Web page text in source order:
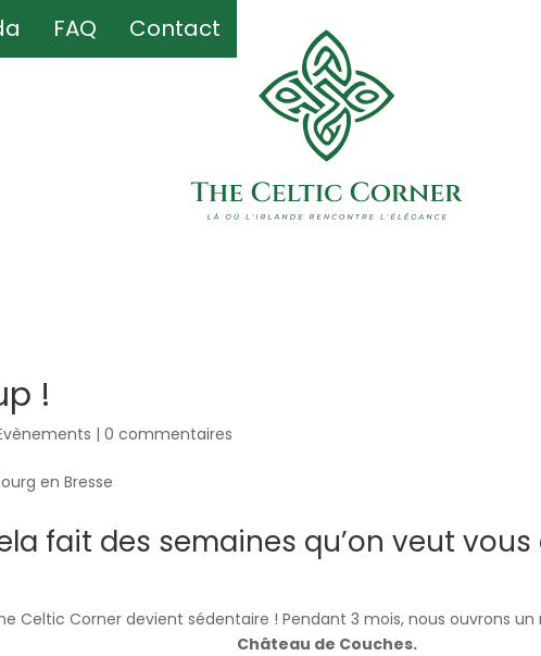
FAQ Contact
FAQ Contact
!
|0 commentaires
fait des semaines qu’on veut vous
Celtic Corner devient sédentaire ! Pendant 3 mois, nous ouvrons
Château de Couches.